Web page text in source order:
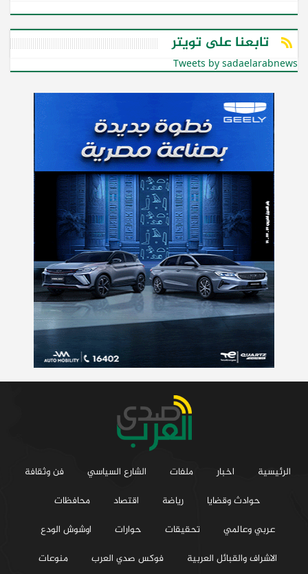
تابعنا على تويتر
Tweets by sadaelarabnews
الرئيسية اخبار ملفات الشارع السياسي
فن وثقافة
حوادث وقضايا
رياضة اقتصاد
محافظات
عربي وعالمي
تحقيقات حوارات
اوشوش الودع
الاشراف والقبائل العربية
فوكس صدي العرب منوعات